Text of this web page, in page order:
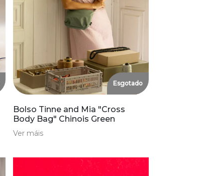
Esgotado
Bolso Tinne and Mia "Cross
Body Bag" Chinois Green
Ver máis